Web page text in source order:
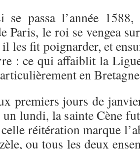
l’année 1588,
Paris, le roi se vengea
les fit poignarder, et
: ce qui affaiblit la
en
jours de
lundi, la sainte Cène
réitération marque
ou tous les deux